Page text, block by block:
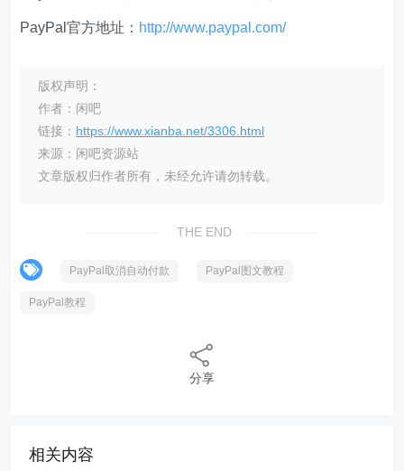
PayPal官方地址： http://www.paypal.com/
版权声明：
作者：闲吧
链接： https://www.xianba.net/3306.html
来源：闲吧资源站
文章版权归作者所有，未经允许请勿转载。
THE END
PayPal取消自动付款 PayPal图文教程
PayPal教程
分享
相关内容